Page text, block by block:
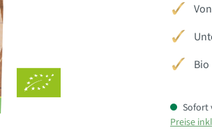
Sofort
Preise